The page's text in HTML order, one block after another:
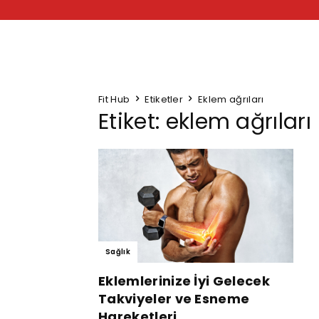
Fit Hub Etiketler Eklem ağrıları
Etiket: eklem ağrıları
Sağlık
Eklemlerinize İyi Gelecek
Takviyeler ve Esneme